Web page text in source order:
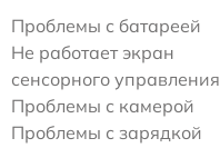
Проблемы с батареей
Не работает экран
сенсорного управления
Проблемы с камерой
Проблемы с зарядкой